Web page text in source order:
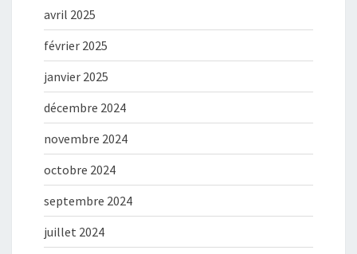
avril 2025
février 2025
janvier 2025
décembre 2024
novembre 2024
octobre 2024
septembre 2024
juillet 2024